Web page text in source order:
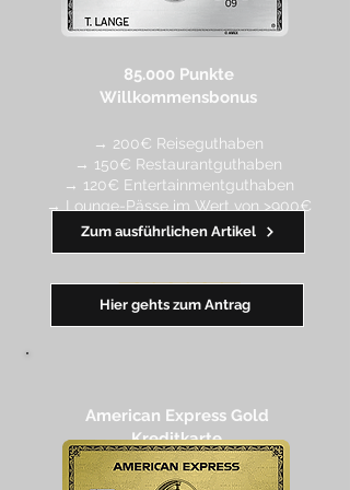
85.000 Punkte
Willkommensbonus
→ 200€ Reiseguthaben
→ 150€ Restaurantguthaben
→ 120€ Entertainmentguthaben
→ Lounge-Pässe im Wert von >900€
━━━━━━━
Zum ausführlichen Artikel
Hier gehts zum Antrag
American Express Gold
Kreditkarte